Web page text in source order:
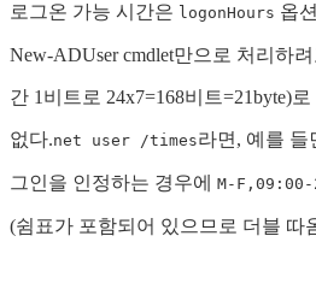
로그온 가능 시간은 logonHours 옵
New-ADUser cmdlet만으로 처리하
간 1비트로 24x7=168비트=21byte)
없다.net user /times라면, 예를 들
그인을 인정하는 경우에 M-F,09:00-
(쉼표가 포함되어 있으므로 더블 따